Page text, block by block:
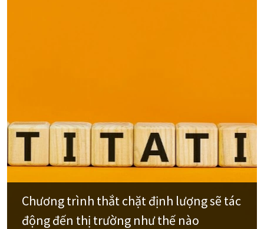
Chương trình thắt chặt định lượng sẽ tác
động đến thị trường như thế nào